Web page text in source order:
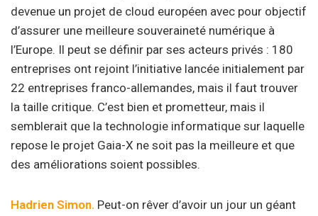
devenue un projet de cloud européen avec pour objectif
d’assurer une meilleure souveraineté numérique à
l’Europe. Il peut se définir par ses acteurs privés : 180
entreprises ont rejoint l’initiative lancée initialement par
22 entreprises franco-allemandes, mais il faut trouver
la taille critique. C’est bien et prometteur, mais il
semblerait que la technologie informatique sur laquelle
repose le projet Gaia-X ne soit pas la meilleure et que
des améliorations soient possibles.
Hadrien Simon. Peut-on rêver d’avoir un jour un géant